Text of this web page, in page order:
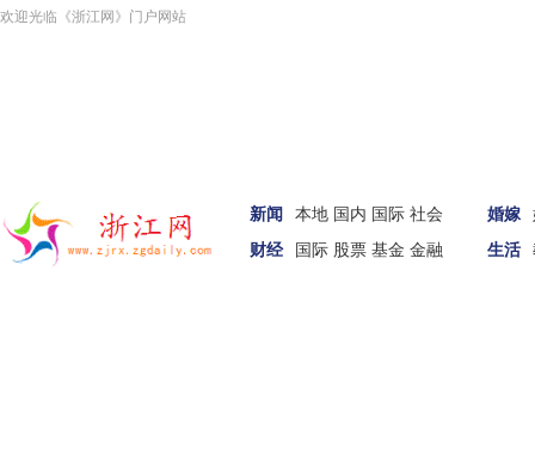
欢迎光临《浙江网》门户网站
新闻 本地 国内 国际 社会
财经
国际 股票 基金 金融
婚嫁
生活